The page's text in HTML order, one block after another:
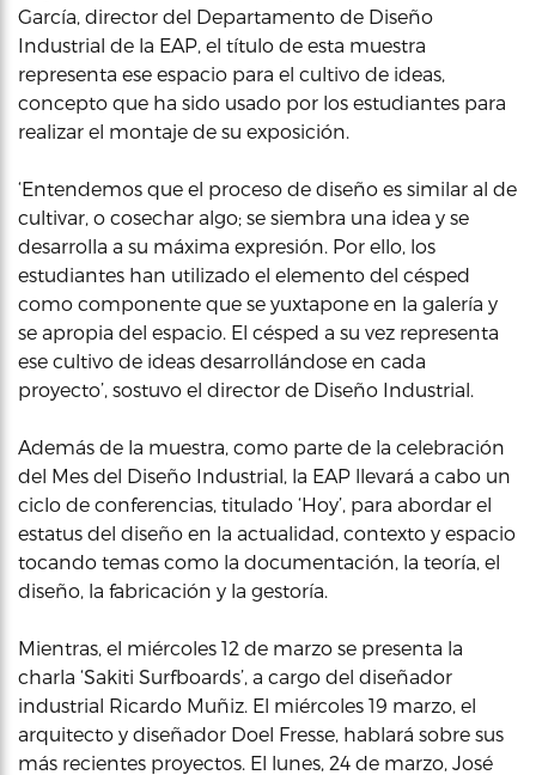
García, director del Departamento de Diseño
Industrial de la EAP, el título de esta muestra
representa ese espacio para el cultivo de ideas,
concepto que ha sido usado por los estudiantes para
realizar el montaje de su exposición.
‘Entendemos que el proceso de diseño es similar al de
cultivar, o cosechar algo; se siembra una idea y se
desarrolla a su máxima expresión. Por ello, los
estudiantes han utilizado el elemento del césped
como componente que se yuxtapone en la galería y
se apropia del espacio. El césped a su vez representa
ese cultivo de ideas desarrollándose en cada
proyecto’, sostuvo el director de Diseño Industrial.
Además de la muestra, como parte de la celebración
del Mes del Diseño Industrial, la EAP llevará a cabo un
ciclo de conferencias, titulado ‘Hoy’, para abordar el
estatus del diseño en la actualidad, contexto y espacio
tocando temas como la documentación, la teoría, el
diseño, la fabricación y la gestoría.
Mientras, el miércoles 12 de marzo se presenta la
charla ‘Sakiti Surfboards’, a cargo del diseñador
industrial Ricardo Muñiz. El miércoles 19 marzo, el
arquitecto y diseñador Doel Fresse, hablará sobre sus
más recientes proyectos. El lunes, 24 de marzo, José